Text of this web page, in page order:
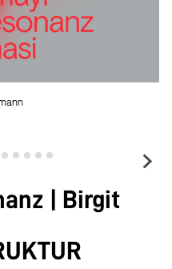
| Birgit